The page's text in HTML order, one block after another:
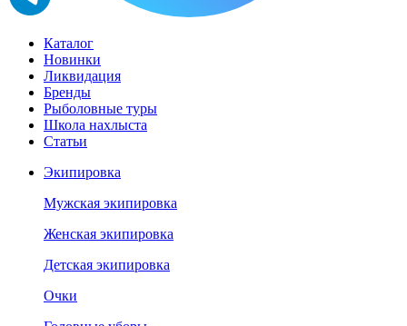
Каталог
Новинки
Ликвидация
Бренды
Рыболовные туры
Школа нахлыста
Статьи
Экипировка
Мужская экипировка
Женская экипировка
Детская экипировка
Очки